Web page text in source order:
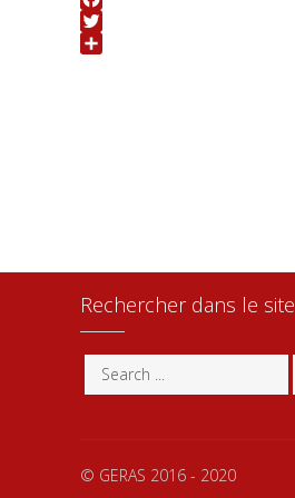
Facebook
Twitter
Rechercher dans le site
© GERAS 2016 - 2020